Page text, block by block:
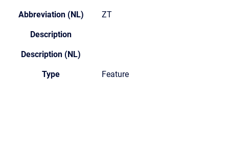
Abbreviation (NL) ZT
Description
Description (NL)
Type Feature